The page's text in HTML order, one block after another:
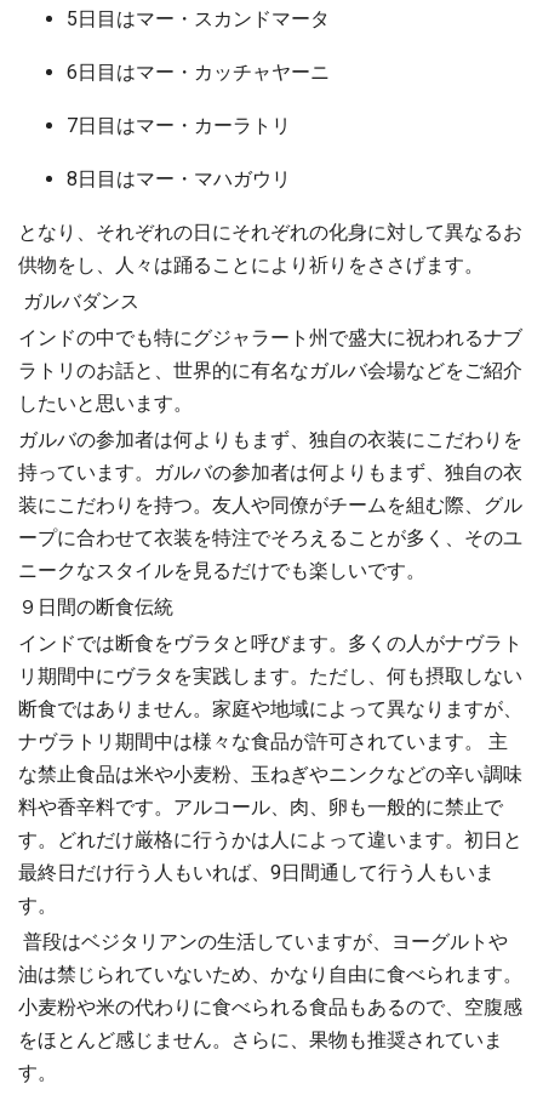
5日目はマー・スカンドマータ
6日目はマー・カッチャヤーニ
7日目はマー・カーラトリ
8日目はマー・マハガウリ
となり、それぞれの日にそれぞれの化身に対して異なるお
供物をし、人々は踊ることにより祈りをささげます。
ガルバダンス
インドの中でも特にグジャラート州で盛大に祝われるナブ
ラトリのお話と、世界的に有名なガルバ会場などをご紹介
したいと思います。
ガルバの参加者は何よりもまず、独自の衣装にこだわりを
持っています。ガルバの参加者は何よりもまず、独自の衣
装にこだわりを持つ。友人や同僚がチームを組む際、グル
ープに合わせて衣装を特注でそろえることが多く、そのユ
ニークなスタイルを見るだけでも楽しいです。
９日間の断食伝統
インドでは断食をヴラタと呼びます。多くの人がナヴラト
リ期間中にヴラタを実践します。ただし、何も摂取しない
断食ではありません。家庭や地域によって異なりますが、
ナヴラトリ期間中は様々な食品が許可されています。 主
な禁止食品は米や小麦粉、玉ねぎやニンクなどの辛い調味
料や香辛料です。アルコール、肉、卵も一般的に禁止で
す。どれだけ厳格に行うかは人によって違います。初日と
最終日だけ行う人もいれば、9日間通して行う人もいま
す。
普段はベジタリアンの生活していますが、ヨーグルトや
油は禁じられていないため、かなり自由に食べられます。
小麦粉や米の代わりに食べられる食品もあるので、空腹感
をほとんど感じません。さらに、果物も推奨されていま
す。